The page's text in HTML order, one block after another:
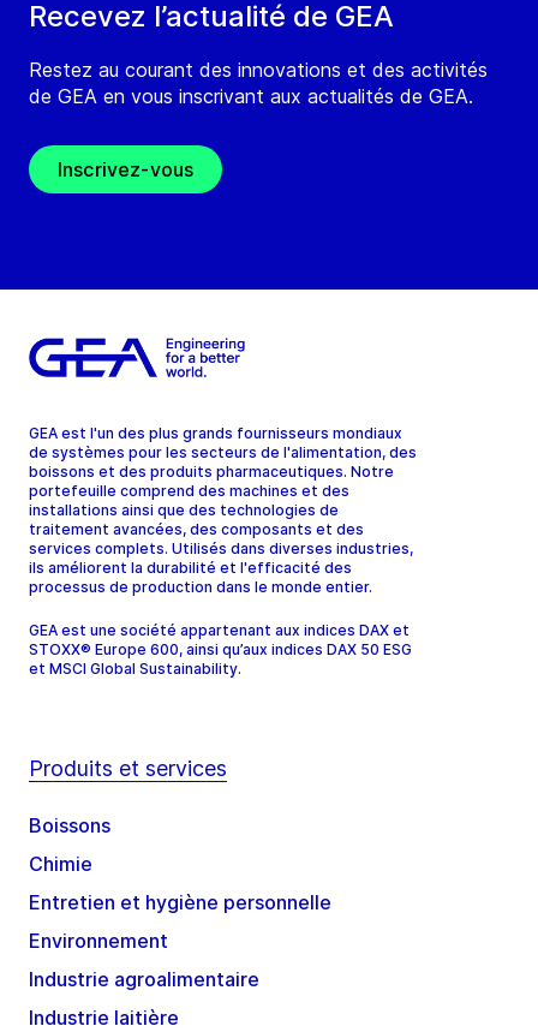
Recevez l’actualité de GEA
Restez au courant des innovations et des activités
de GEA en vous inscrivant aux actualités de GEA.
Inscrivez-vous
GEA est l'un des plus grands fournisseurs mondiaux
de systèmes pour les secteurs de l'alimentation, des
boissons et des produits pharmaceutiques. Notre
portefeuille comprend des machines et des
installations ainsi que des technologies de
traitement avancées, des composants et des
services complets. Utilisés dans diverses industries,
ils améliorent la durabilité et l'efficacité des
processus de production dans le monde entier.
GEA est une société appartenant aux indices DAX et
STOXX® Europe 600, ainsi qu’aux indices DAX 50 ESG
et MSCI Global Sustainability.
Produits et services
Boissons
Chimie
Entretien et hygiène personnelle
Environnement
Industrie agroalimentaire
Industrie laitière